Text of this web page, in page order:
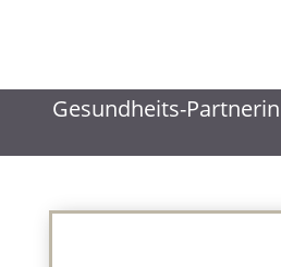
Gesundheits-